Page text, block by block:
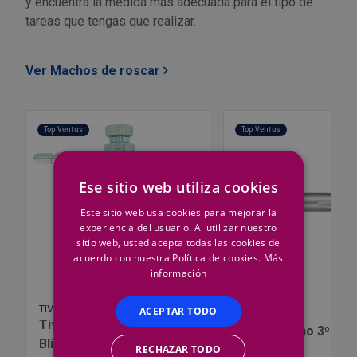
tareas que tengas que realizar.
Ver Machos de roscar
Top Ventas
TIVOLY
Tivoly Giramacho Carraca
Blister M3/M10
Top Ventas
HEPYC
Macho Mano 3º Hrf
Ese sitio web utiliza cookies
Este sitio web usa cookies para mejorar la
experiencia del usuario. Al utilizar nuestro
sitio web, usted acepta todas las cookies de
acuerdo con nuestra Política de cookies. Más
información
ACEPTAR TODO
RECHAZAR TODO